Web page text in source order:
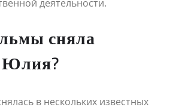
деятельности.
сняла
в нескольких известных